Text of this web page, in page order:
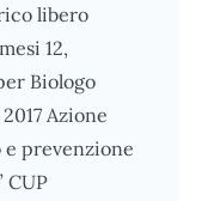
libero
12,
Biologo
Azione
e prevenzione
CUP